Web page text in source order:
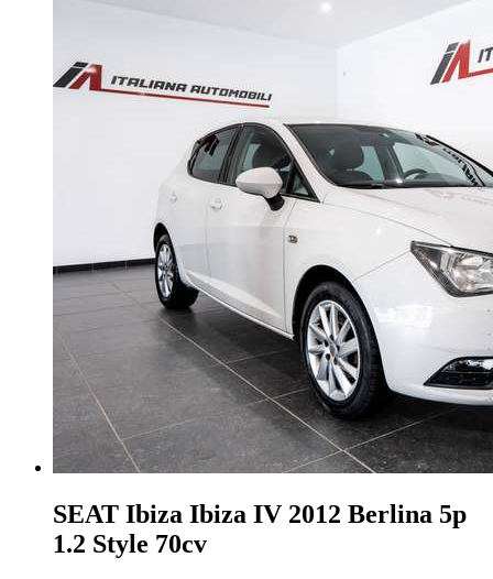
SEAT Ibiza Ibiza IV 2012 Berlina 5p
1.2 Style 70cv